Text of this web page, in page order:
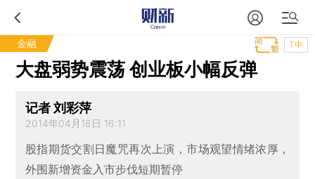
金融 T中
大盘弱势震荡 创业板小幅反弹
记者 刘彩萍
2014年04月18日 16:11
股指期货交割日魔咒再次上演，市场观望情绪浓厚，
外围新增资金入市步伐短期暂停